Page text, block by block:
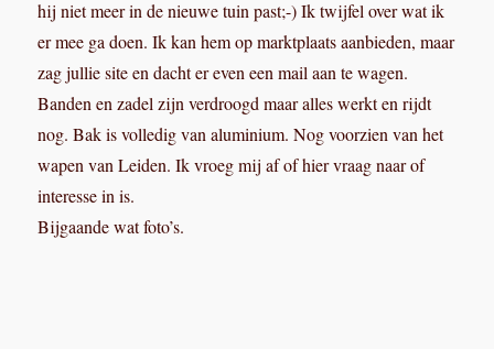
hij niet meer in de nieuwe tuin past;-) Ik twijfel over wat ik
er mee ga doen. Ik kan hem op marktplaats aanbieden, maar
zag jullie site en dacht er even een mail aan te wagen.
Banden en zadel zijn verdroogd maar alles werkt en rijdt
nog. Bak is volledig van aluminium. Nog voorzien van het
wapen van Leiden. Ik vroeg mij af of hier vraag naar of
interesse in is.
Bijgaande wat foto’s.